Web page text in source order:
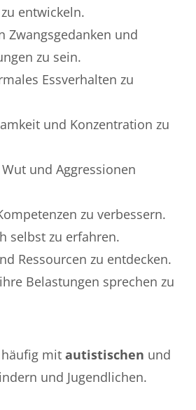
entwickeln.
Zwangsgedanken und
zu sein.
Essverhalten zu
und Konzentration zu
und Aggressionen
zu verbessern.
selbst zu erfahren.
Ressourcen zu entdecken.
Belastungen sprechen zu
mit autistischen und
und Jugendlichen.